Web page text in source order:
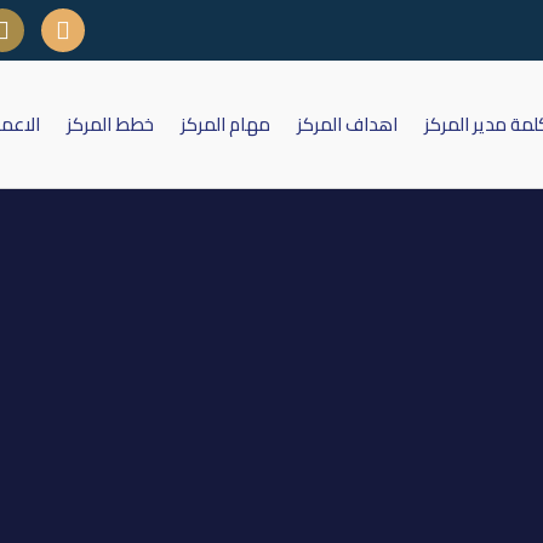
مدير المركز اهداف المركز مهام المركز خطط المركز